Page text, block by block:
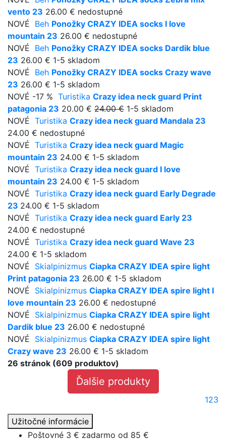
vento 23 26.00 € nedostupné
NOVÉ Beh Ponožky CRAZY IDEA socks I love
mountain 23 26.00 € nedostupné
NOVÉ Beh Ponožky CRAZY IDEA socks Dardik blue
23 26.00 € 1-5 skladom
NOVÉ Beh Ponožky CRAZY IDEA socks Crazy wave
23 26.00 € 1-5 skladom
NOVÉ -17 % Turistika Crazy idea neck guard Print
patagonia 23 20.00 € 24.00 € 1-5 skladom
NOVÉ Turistika Crazy idea neck guard Mandala 23
24.00 € nedostupné
NOVÉ Turistika Crazy idea neck guard Magic
mountain 23 24.00 € 1-5 skladom
NOVÉ Turistika Crazy idea neck guard I love
mountain 23 24.00 € 1-5 skladom
NOVÉ Turistika Crazy idea neck guard Early Degrade
23 24.00 € 1-5 skladom
NOVÉ Turistika Crazy idea neck guard Early 23
24.00 € nedostupné
NOVÉ Turistika Crazy idea neck guard Wave 23
24.00 € 1-5 skladom
NOVÉ Skialpinizmus Ciapka CRAZY IDEA spire light
Print patagonia 23 26.00 € 1-5 skladom
NOVÉ Skialpinizmus Ciapka CRAZY IDEA spire light I
love mountain 23 26.00 € nedostupné
NOVÉ Skialpinizmus Ciapka CRAZY IDEA spire light
Dardik blue 23 26.00 € nedostupné
NOVÉ Skialpinizmus Ciapka CRAZY IDEA spire light
Crazy wave 23 26.00 € 1-5 skladom
26 stránok (609 produktov)
Ďalšie produkty
123
Užitočné informácie
Poštovné 3 € zadarmo od 85 €